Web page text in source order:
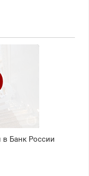
Банк России